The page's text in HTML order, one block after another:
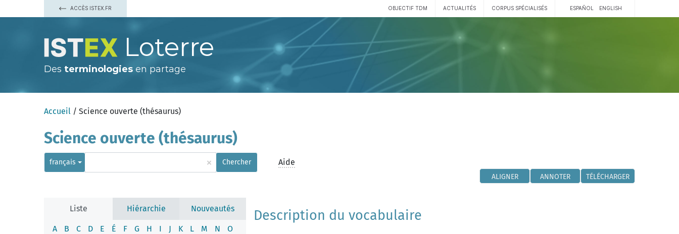
ACCÈS ISTEX.FR OBJECTIF TDM ACTUALITÉS CORPUS SPÉCIALISÉS ESPAÑOL ENGLISH
Loterre
Des terminologies en partage
Accueil / Science ouverte (thésaurus)
Science ouverte (thésaurus)
français × Chercher Aide
ALIGNER ANNOTER TÉLÉCHARGER
Liste Hiérarchie Nouveautés
A B C D E É F G H I J K L M N
O
Description du vocabulaire